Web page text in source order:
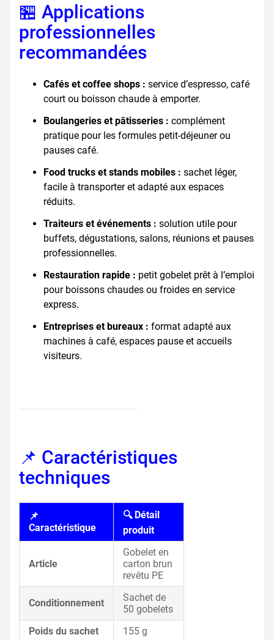
🏪 Applications
professionnelles
recommandées
Cafés et coffee shops : service d’espresso, café
court ou boisson chaude à emporter.
Boulangeries et pâtisseries : complément
pratique pour les formules petit-déjeuner ou
pauses café.
Food trucks et stands mobiles : sachet léger,
facile à transporter et adapté aux espaces
réduits.
Traiteurs et événements : solution utile pour
buffets, dégustations, salons, réunions et pauses
professionnelles.
Restauration rapide : petit gobelet prêt à l’emploi
pour boissons chaudes ou froides en service
express.
Entreprises et bureaux : format adapté aux
machines à café, espaces pause et accueils
visiteurs.
📌 Caractéristiques
techniques
📌
Caractéristique
🔍 Détail
produit
Article
Gobelet en
carton brun
revêtu PE
Conditionnement
Sachet de
50 gobelets
Poids du sachet
155 g